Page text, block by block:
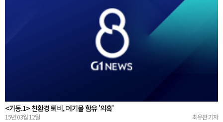
<기동.1> 친환경 퇴비, 폐기물 함유 '의혹'
15년 03월 12일 최유찬 기자